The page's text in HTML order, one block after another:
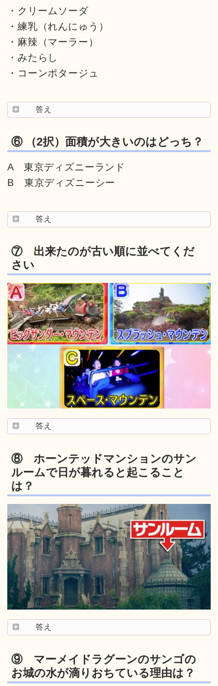
・クリームソーダ
・練乳（れんにゅう）
・麻辣（マーラー）
・みたらし
・コーンポタージュ
答え
⑥ （2択）面積が大きいのはどっち？
A 東京ディズニーランド
B 東京ディズニーシー
答え
⑦ 出来たのが古い順に並べてくだ
さい
答え
⑧ ホーンテッドマンションのサン
ルームで日が暮れると起こること
は？
答え
⑨ マーメイドラグーンのサンゴの
お城の水が滴りおちている理由は？